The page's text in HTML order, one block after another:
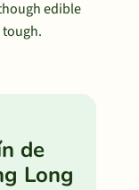
edible
tough.
de
Long